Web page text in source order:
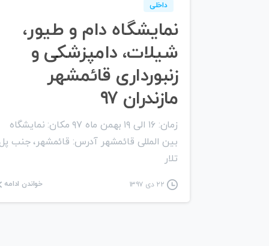
داخلی
نمایشگاه دام و طیور،
شیلات، دامپزشکی و
زنبورداری قائمشهر
مازندران ۹۷
زمان: ۱۶ الی ۱۹ بهمن ماه ۹۷ مکان: نمایشگاه
بین المللی قائمشهر آدرس: قائمشهر، جنب
تلار
۲۲ دی ۱۳۹۷ خواندن ادامه